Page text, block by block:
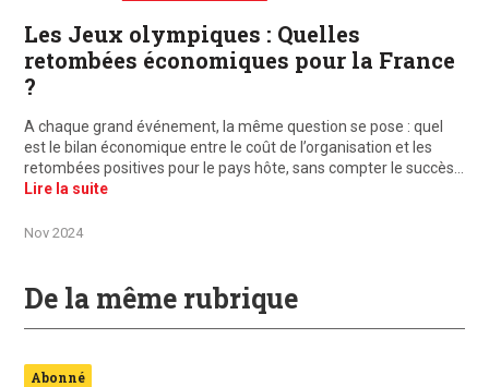
Les Jeux olympiques : Quelles
retombées économiques pour la France
?
A chaque grand événement, la même question se pose : quel
est le bilan économique entre le coût de l’organisation et les
retombées positives pour le pays hôte, sans compter le succès…
Lire la suite
Nov 2024
De la même rubrique
Abonné